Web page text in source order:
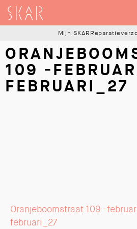
SKAR
Mijn SKAR
109 -
FEBRUARI_27
Oranjeboomstraat 109 -
februari_27